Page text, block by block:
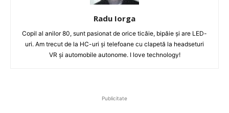
Radu Iorga
Copil al anilor 80, sunt pasionat de orice ticăie, bipăie şi are LED-
uri. Am trecut de la HC-uri şi telefoane cu clapetă la headseturi
VR şi automobile autonome. I love technology!
Publicitate